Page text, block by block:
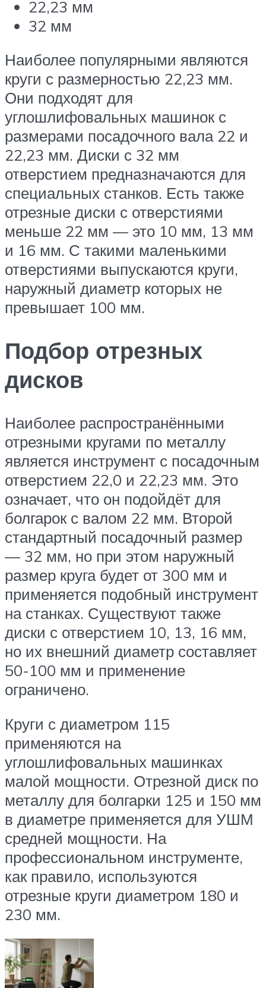
22,23 мм
32 мм
Наиболее популярными являются
круги с размерностью 22,23 мм.
Они подходят для
углошлифовальных машинок с
размерами посадочного вала 22 и
22,23 мм. Диски с 32 мм
отверстием предназначаются для
специальных станков. Есть также
отрезные диски с отверстиями
меньше 22 мм — это 10 мм, 13 мм
и 16 мм. С такими маленькими
отверстиями выпускаются круги,
наружный диаметр которых не
превышает 100 мм.
Подбор отрезных
дисков
Наиболее распространёнными
отрезными кругами по металлу
является инструмент с посадочным
отверстием 22,0 и 22,23 мм. Это
означает, что он подойдёт для
болгарок с валом 22 мм. Второй
стандартный посадочный размер
— 32 мм, но при этом наружный
размер круга будет от 300 мм и
применяется подобный инструмент
на станках. Существуют также
диски с отверстием 10, 13, 16 мм,
но их внешний диаметр составляет
50-100 мм и применение
ограничено.
Круги с диаметром 115
применяются на
углошлифовальных машинках
малой мощности. Отрезной диск по
металлу для болгарки 125 и 150 мм
в диаметре применяется для УШМ
средней мощности. На
профессиональном инструменте,
как правило, используются
отрезные круги диаметром 180 и
230 мм.